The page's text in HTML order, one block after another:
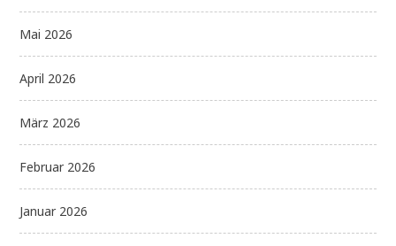
Mai 2026
April 2026
März 2026
Februar 2026
Januar 2026